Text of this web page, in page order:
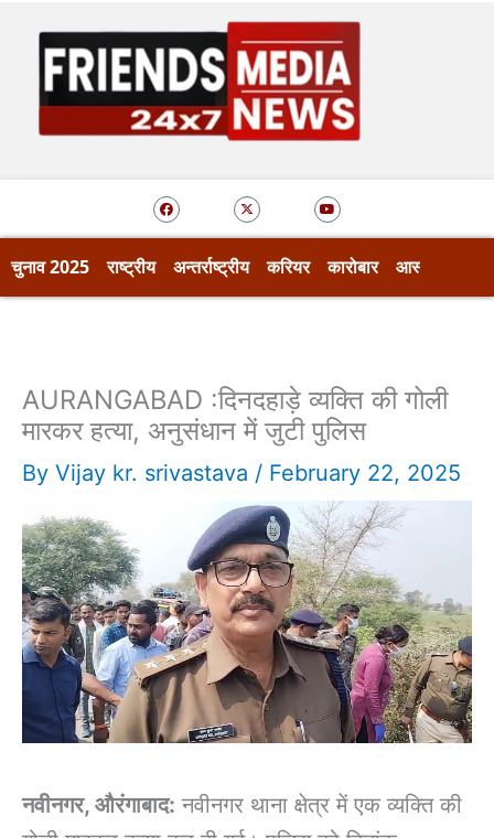
content
F
a
c
e
X
-
t
w
t
t
r
Y
o
u
t
b
e
चुनाव 2025 राष्ट्रीय अन्तर्राष्ट्रीय करियर कारोबार आस्था
AURANGABAD :दिनदहाड़े व्यक्ति की गोली
मारकर हत्या, अनुसंधान में जुटी पुलिस
By Vijay kr. srivastava / February 22, 2025
नवीनगर, औरंगाबाद: नवीनगर थाना क्षेत्र में एक व्यक्ति की